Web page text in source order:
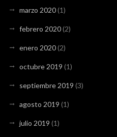
marzo 2020(1)
febrero 2020(2)
enero 2020(2)
octubre 2019 (1)
septiembre 2019 (3)
agosto 2019 (1)
julio 2019 (1)